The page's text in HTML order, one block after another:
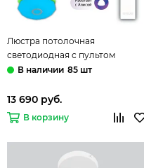
Люстра потолочная
светодиодная с пультом
CL713A80G хром Диамант Смарт
85 шт
13 690 руб.
В корзину